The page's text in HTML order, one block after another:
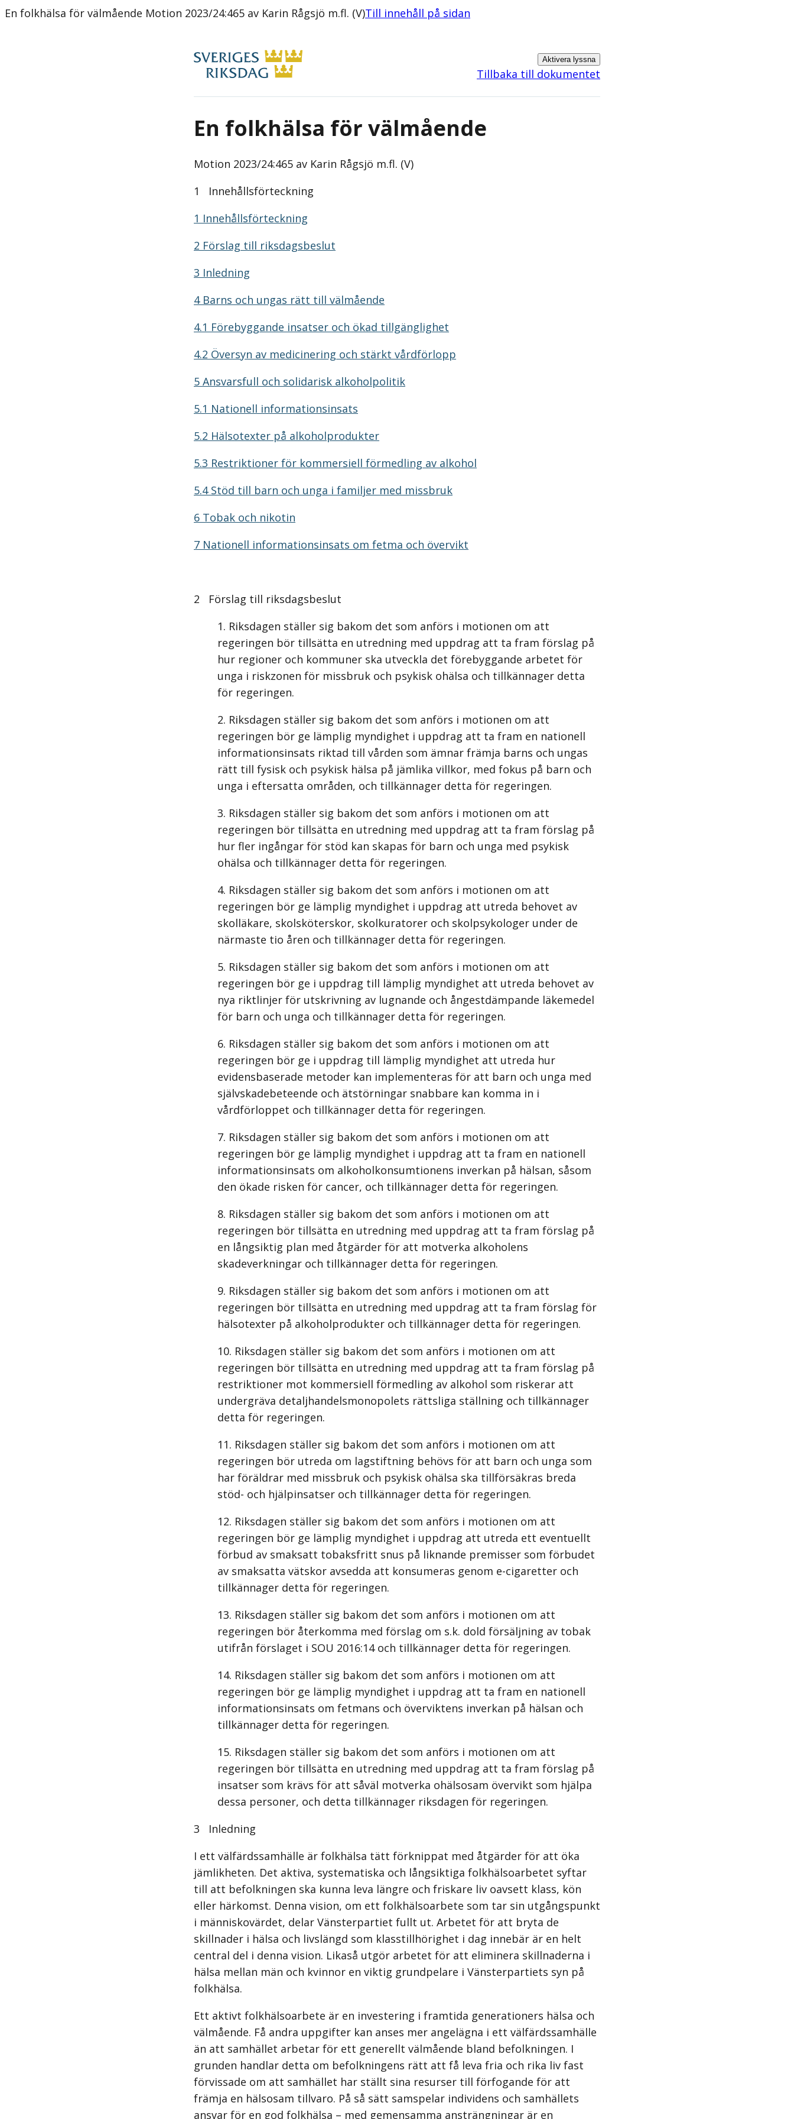
En folkhälsa för välmående Motion 2023/24:465 av Karin Rågsjö m.fl. (V)Till innehåll på sidan
Aktivera lyssna
Tillbaka till dokumentet
En folkhälsa för välmående
Motion 2023/24:465 av Karin Rågsjö m.fl. (V)
1 Innehållsförteckning
1 Innehållsförteckning
2 Förslag till riksdagsbeslut
3 Inledning
4 Barns och ungas rätt till välmående
4.1 Förebyggande insatser och ökad tillgänglighet
4.2 Översyn av medicinering och stärkt vårdförlopp
5 Ansvarsfull och solidarisk alkoholpolitik
5.1 Nationell informationsinsats
5.2 Hälsotexter på alkoholprodukter
5.3 Restriktioner för kommersiell förmedling av alkohol
5.4 Stöd till barn och unga i familjer med missbruk
6 Tobak och nikotin
7 Nationell informationsinsats om fetma och övervikt
2 Förslag till riksdagsbeslut
Riksdagen ställer sig bakom det som anförs i motionen om att
regeringen bör tillsätta en utredning med uppdrag att ta fram förslag på
hur regioner och kommuner ska utveckla det förebyggande arbetet för
unga i riskzonen för missbruk och psykisk ohälsa och tillkännager detta
för regeringen.
Riksdagen ställer sig bakom det som anförs i motionen om att
regeringen bör ge lämplig myndighet i uppdrag att ta fram en nationell
informationsinsats riktad till vården som ämnar främja barns och ungas
rätt till fysisk och psykisk hälsa på jämlika villkor, med fokus på barn och
unga i eftersatta områden, och tillkännager detta för regeringen.
Riksdagen ställer sig bakom det som anförs i motionen om att
regeringen bör tillsätta en utredning med uppdrag att ta fram förslag på
hur fler ingångar för stöd kan skapas för barn och unga med psykisk
ohälsa och tillkännager detta för regeringen.
Riksdagen ställer sig bakom det som anförs i motionen om att
regeringen bör ge lämplig myndighet i uppdrag att utreda behovet av
skolläkare, skolsköterskor, skolkuratorer och skolpsykologer under de
närmaste tio åren och tillkännager detta för regeringen.
Riksdagen ställer sig bakom det som anförs i motionen om att
regeringen bör ge i uppdrag till lämplig myndighet att utreda behovet av
nya riktlinjer för utskrivning av lugnande och ångestdämpande läkemedel
för barn och unga och tillkännager detta för regeringen.
Riksdagen ställer sig bakom det som anförs i motionen om att
regeringen bör ge i uppdrag till lämplig myndighet att utreda hur
evidensbaserade metoder kan implementeras för att barn och unga med
självskadebeteende och ätstörningar snabbare kan komma in i
vårdförloppet och tillkännager detta för regeringen.
Riksdagen ställer sig bakom det som anförs i motionen om att
regeringen bör ge lämplig myndighet i uppdrag att ta fram en nationell
informationsinsats om alkoholkonsumtionens inverkan på hälsan, såsom
den ökade risken för cancer, och tillkännager detta för regeringen.
Riksdagen ställer sig bakom det som anförs i motionen om att
regeringen bör tillsätta en utredning med uppdrag att ta fram förslag på
en långsiktig plan med åtgärder för att motverka alkoholens
skadeverkningar och tillkännager detta för regeringen.
Riksdagen ställer sig bakom det som anförs i motionen om att
regeringen bör tillsätta en utredning med uppdrag att ta fram förslag för
hälsotexter på alkoholprodukter och tillkännager detta för regeringen.
Riksdagen ställer sig bakom det som anförs i motionen om att
regeringen bör tillsätta en utredning med uppdrag att ta fram förslag på
restriktioner mot kommersiell förmedling av alkohol som riskerar att
undergräva detaljhandelsmonopolets rättsliga ställning och tillkännager
detta för regeringen.
Riksdagen ställer sig bakom det som anförs i motionen om att
regeringen bör utreda om lagstiftning behövs för att barn och unga som
har föräldrar med missbruk och psykisk ohälsa ska tillförsäkras breda
stöd- och hjälpinsatser och tillkännager detta för regeringen.
Riksdagen ställer sig bakom det som anförs i motionen om att
regeringen bör ge lämplig myndighet i uppdrag att utreda ett eventuellt
förbud av smaksatt tobaksfritt snus på liknande premisser som förbudet
av smaksatta vätskor avsedda att konsumeras genom e-cigaretter och
tillkännager detta för regeringen.
Riksdagen ställer sig bakom det som anförs i motionen om att
regeringen bör återkomma med förslag om s.k. dold försäljning av tobak
utifrån förslaget i SOU 2016:14 och tillkännager detta för regeringen.
Riksdagen ställer sig bakom det som anförs i motionen om att
regeringen bör ge lämplig myndighet i uppdrag att ta fram en nationell
informationsinsats om fetmans och överviktens inverkan på hälsan och
tillkännager detta för regeringen.
Riksdagen ställer sig bakom det som anförs i motionen om att
regeringen bör tillsätta en utredning med uppdrag att ta fram förslag på
insatser som krävs för att såväl motverka ohälsosam övervikt som hjälpa
dessa personer, och detta tillkännager riksdagen för regeringen.
3 Inledning
I ett välfärdssamhälle är folkhälsa tätt förknippat med åtgärder för att öka
jämlikheten. Det aktiva, systematiska och långsiktiga folkhälsoarbetet syftar
till att befolkningen ska kunna leva längre och friskare liv oavsett klass, kön
eller härkomst. Denna vision, om ett folkhälsoarbete som tar sin utgångspunkt
i människovärdet, delar Vänsterpartiet fullt ut. Arbetet för att bryta de
skillnader i hälsa och livslängd som klasstillhörighet i dag innebär är en helt
central del i denna vision. Likaså utgör arbetet för att eliminera skillnaderna i
hälsa mellan män och kvinnor en viktig grundpelare i Vänsterpartiets syn på
folkhälsa.
Ett aktivt folkhälsoarbete är en investering i framtida generationers hälsa och
välmående. Få andra uppgifter kan anses mer angelägna i ett välfärdssamhälle
än att samhället arbetar för ett generellt välmående bland befolkningen. I
grunden handlar detta om befolkningens rätt att få leva fria och rika liv fast
förvissade om att samhället har ställt sina resurser till förfogande för att
främja en hälsosam tillvaro. På så sätt samspelar individens och samhällets
ansvar för en god folkhälsa – med gemensamma ansträngningar är en